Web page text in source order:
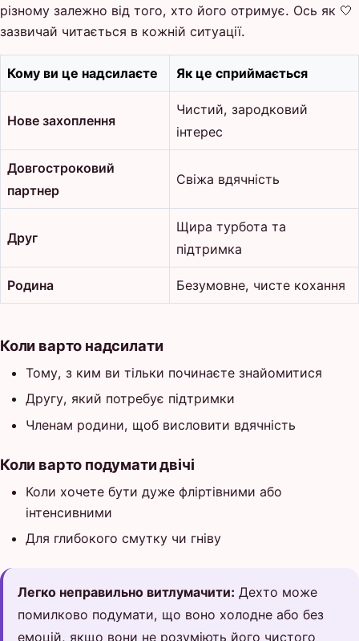
різному залежно від того, хто його отримує. Ось як 🤍
зазвичай читається в кожній ситуації.
Кому ви це надсилаєте Як це сприймається
Нове захоплення
Чистий, зародковий
інтерес
Довгостроковий
партнер
Свіжа вдячність
Друг
Щира турбота та
підтримка
Родина Безумовне, чисте кохання
Коли варто надсилати
Тому, з ким ви тільки починаєте знайомитися
Другу, який потребує підтримки
Членам родини, щоб висловити вдячність
Коли варто подумати двічі
Коли хочете бути дуже фліртівними або
інтенсивними
Для глибокого смутку чи гніву
Легко неправильно витлумачити: Дехто може
помилково подумати, що воно холодне або без
емоцій, якщо вони не розуміють його чистого